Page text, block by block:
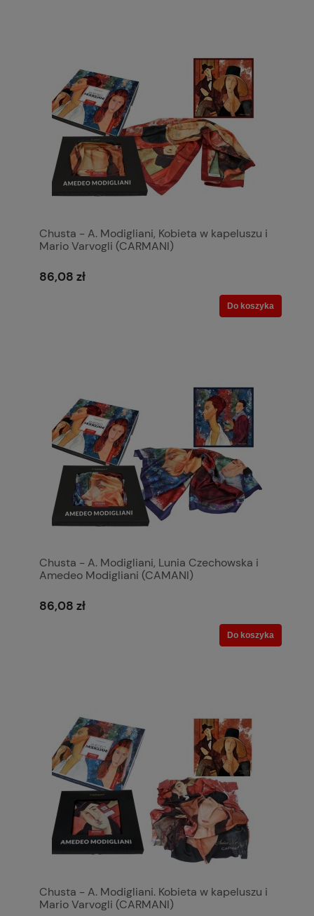
Chusta - A. Modigliani, Kobieta w kapeluszu i
Mario Varvogli (CARMANI)
86,08 zł
Do koszyka
Chusta - A. Modigliani, Lunia Czechowska i
Amedeo Modigliani (CAMANI)
86,08 zł
Do koszyka
Chusta - A. Modigliani. Kobieta w kapeluszu i
Mario Varvogli (CARMANI)